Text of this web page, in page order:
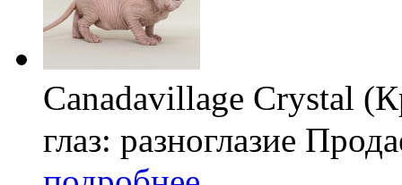
Canadavillage Crystal
глаз: разноглазие